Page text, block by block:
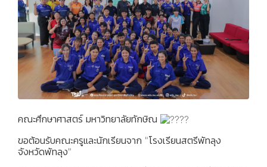
คณะศึกษาศาสตร์ มหาวิทยาลัยทักษิณ
ขอต้อนรับคณะครูและนักเรียนจาก "โรงเรียนสตรีพัทลุง
จังหวัดพัทลุง"